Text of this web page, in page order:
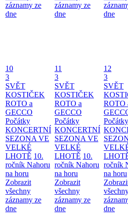
záznamy ze
dne
záznamy ze
dne
dne
10
3
SVĚT
KOSTIČEK
ROTO a
GECCO
Počátky
KONCERTNÍ
SEZONA VE
VELKÉ
LHOTĚ 10.
ročník Nahoru
na horu
Zobrazit
všechny
záznamy ze
dne
11
3
SVĚT
KOSTIČEK
ROTO a
GECCO
Počátky
KONCERTNÍ
SEZONA VE
VELKÉ
LHOTĚ 10.
ročník Nahoru
na horu
Zobrazit
všechny
záznamy ze
dne
12
3
SVĚT
ROTO
Počátky
ročník
na horu
dne